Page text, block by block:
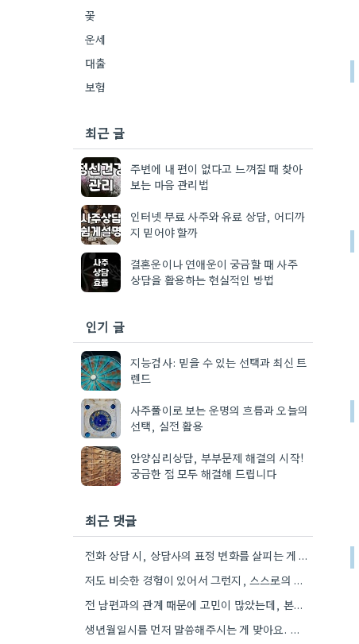
꽃
운세
대출
보험
최근 글
주변에 내 편이 없다고 느껴질 때 찾아
보는 마음 관리법
인터넷 무료 사주와 유료 상담, 어디까
지 믿어야 할까
결혼운이나 연애운이 궁금할 때 사주
상담을 활용하는 현실적인 방법
인기 글
지능검사: 믿을 수 있는 선택과 최신 트
렌드
사주풀이로 보는 운명의 흐름과 오늘의
선택, 실전 활용
안양심리상담, 부부문제 해결의 시작!
궁금한 점 모두 해결해 드립니다
최근 댓글
전화 상담 시, 상담사의 표정 변화를 살피는 게 중요한 팁 같아요. 좀 더 섬세한 분석이…
저도 비슷한 경험이 있어서 그런지, 스스로의 성향을 파악하는 과정이 정말 중요하다고 생각해요.
전 남편과의 관계 때문에 고민이 많았는데, 본인의 노력과 상황이 더 중요하다고 말씀해주셔서 도움이 되네요.
생년월일시를 먼저 말씀해주시는 게 맞아요. 제 경우도 그랬는데, 상담사님께서 시간 정보가 없으셔서 좀 더 다양한…